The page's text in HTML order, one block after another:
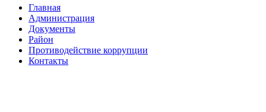
Главная
Администрация
Документы
Район
Противодействие коррупции
Контакты